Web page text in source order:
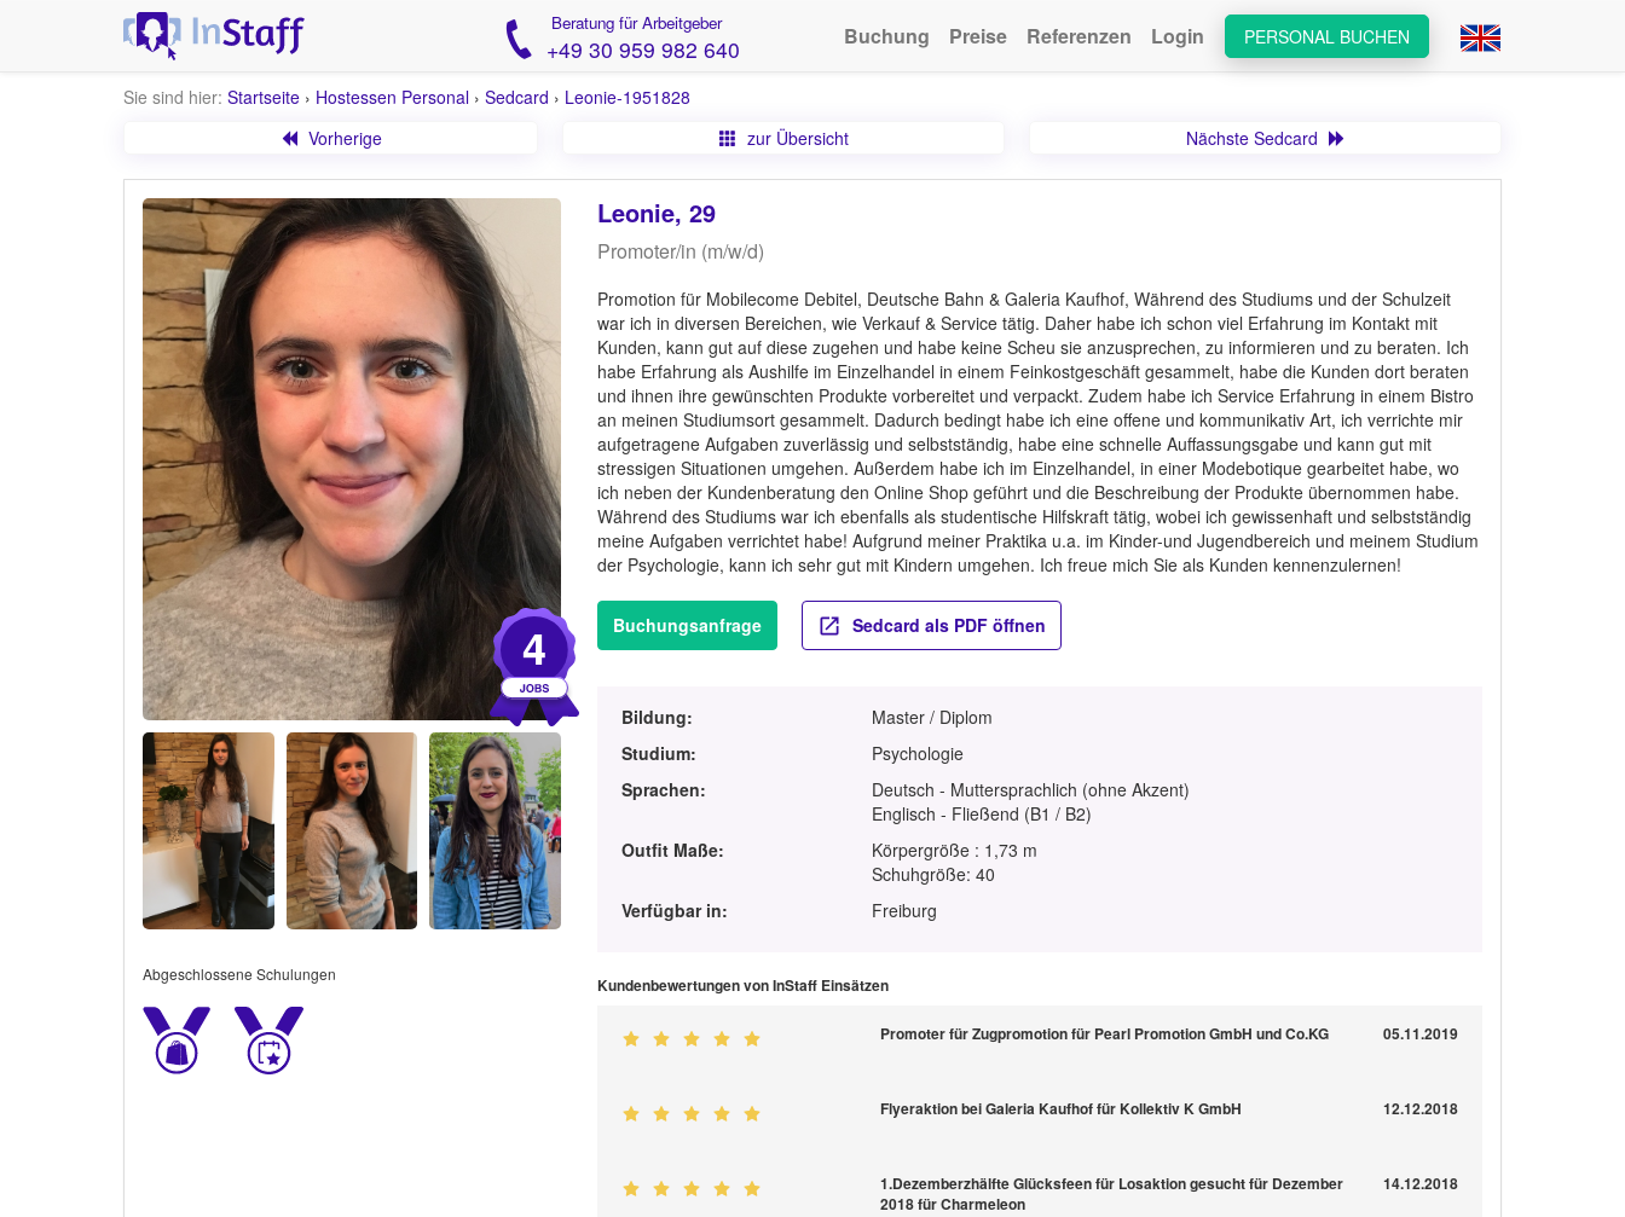
Beratung für Arbeitgeber
+49 30 959 982 640 PERSONAL BUCHEN
Buchung Preise Referenzen Login
Sie sind hier: Startseite › Hostessen Personal › Sedcard › Leonie-1951828
Vorherige
zur Übersicht Nächste Sedcard
4
Abgeschlossene Schulungen
Leonie, 29
Promoter/in (m/w/d)
Promotion für Mobilecome Debitel, Deutsche Bahn & Galeria Kaufhof, Während des Studiums und der Schulzeit
war ich in diversen Bereichen, wie Verkauf & Service tätig. Daher habe ich schon viel Erfahrung im Kontakt mit
Kunden, kann gut auf diese zugehen und habe keine Scheu sie anzusprechen, zu informieren und zu beraten. Ich
habe Erfahrung als Aushilfe im Einzelhandel in einem Feinkostgeschäft gesammelt, habe die Kunden dort beraten
und ihnen ihre gewünschten Produkte vorbereitet und verpackt. Zudem habe ich Service Erfahrung in einem Bistro
an meinen Studiumsort gesammelt. Dadurch bedingt habe ich eine offene und kommunikativ Art, ich verrichte mir
aufgetragene Aufgaben zuverlässig und selbstständig, habe eine schnelle Auffassungsgabe und kann gut mit
stressigen Situationen umgehen. Außerdem habe ich im Einzelhandel, in einer Modebotique gearbeitet habe, wo
ich neben der Kundenberatung den Online Shop geführt und die Beschreibung der Produkte übernommen habe.
Während des Studiums war ich ebenfalls als studentische Hilfskraft tätig, wobei ich gewissenhaft und selbstständig
meine Aufgaben verrichtet habe! Aufgrund meiner Praktika u.a. im Kinder-und Jugendbereich und meinem Studium
der Psychologie, kann ich sehr gut mit Kindern umgehen. Ich freue mich Sie als Kunden kennenzulernen!
Buchungsanfrage Sedcard als PDF öffnen
Bildung:
Master / Diplom
Studium:
Psychologie
Sprachen:
Deutsch - Muttersprachlich (ohne Akzent)
Englisch - Fließend (B1 / B2)
Outfit Maße:
Körpergröße : 1,73 m
Schuhgröße: 40
Verfügbar in:
Freiburg
Kundenbewertungen von InStaff Einsätzen
Promoter für Zugpromotion für Pearl Promotion GmbH und Co.KG 05.11.2019
Flyeraktion bei Galeria Kaufhof für Kollektiv K GmbH 12.12.2018
1.Dezemberzhälfte Glücksfeen für Losaktion gesucht für Dezember
2018 für Charmeleon
14.12.2018